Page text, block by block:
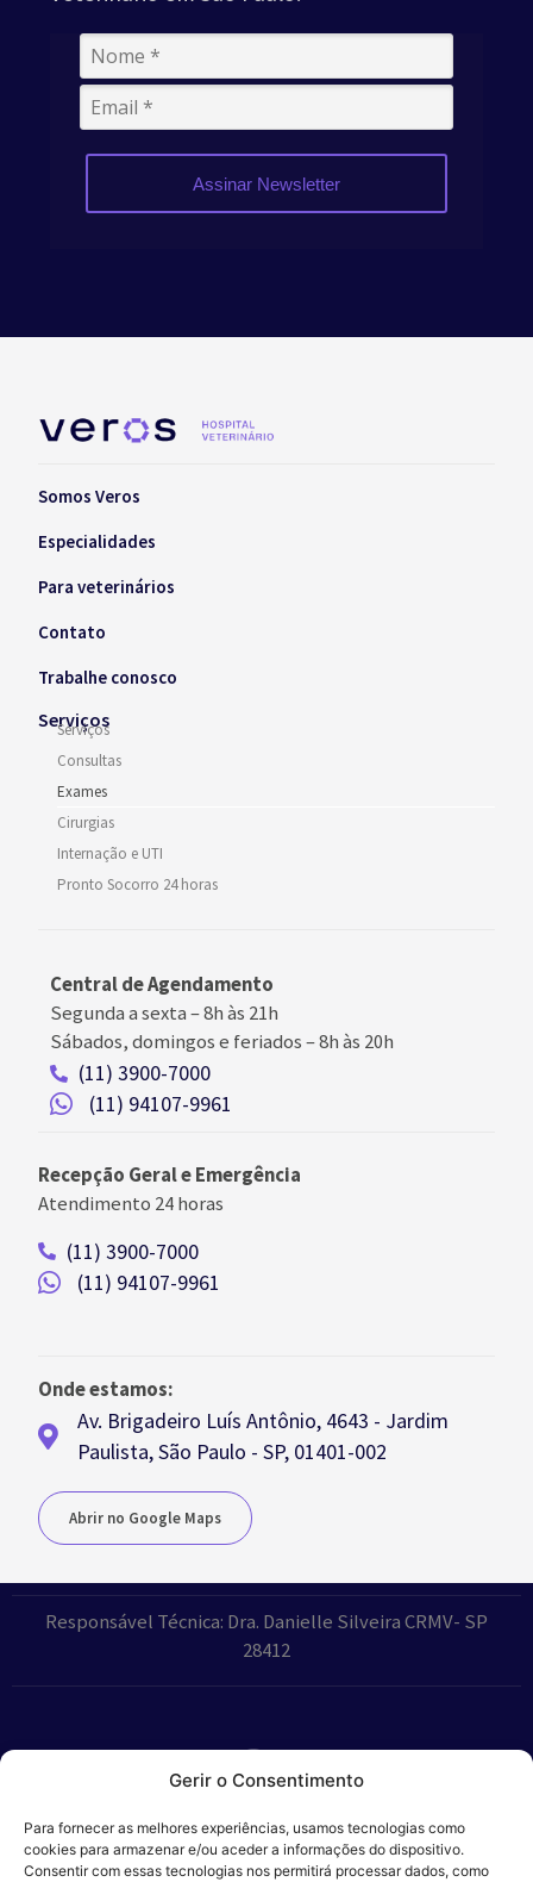
Gerir o Consentimento
Para fornecer as melhores experiências, usamos tecnologias como
cookies para armazenar e/ou aceder a informações do dispositivo.
Consentir com essas tecnologias nos permitirá processar dados, como
Assinar Newsletter
Somos Veros
Especialidades
Para veterinários
Contato
Trabalhe conosco
Serviços
Serviços
Consultas
Exames
Cirurgias
Internação e UTI
Pronto Socorro 24 horas
Central de Agendamento
Segunda a sexta –8h às 21h
Sábados, domingos e feriados–8h às 20h
(11) 3900-7000
(11) 94107-9961
Recepção Geral e Emergência
Atendimento 24 horas
(11) 3900-7000
(11) 94107-9961
Onde estamos:
Av. Brigadeiro Luís Antônio, 4643 - Jardim
Paulista, São Paulo - SP, 01401-002
Abrir no Google Maps
Responsável Técnica: Dra. Danielle Silveira CRMV- SP
28412
Parceiros: